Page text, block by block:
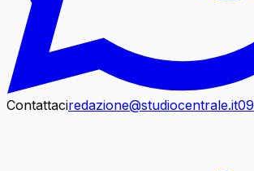
Contattaciredazione@studiocentrale.it